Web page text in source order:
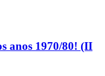
anos 1970/80! (II